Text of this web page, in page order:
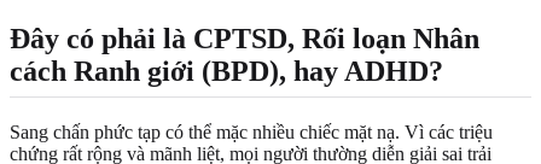
Đây có phải là CPTSD, Rối loạn Nhân
cách Ranh giới (BPD), hay ADHD?
Sang chấn phức tạp có thể mặc nhiều chiếc mặt nạ. Vì các triệu
chứng rất rộng và mãnh liệt, mọi người thường diễn giải sai trải